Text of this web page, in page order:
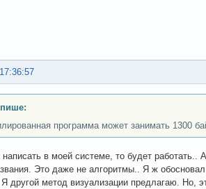
программа может занимать 1300
в моей системе, то будет работать..
Это даже не алгоритмы.. Я ж
другой метод визуализации предлагаю. Но,